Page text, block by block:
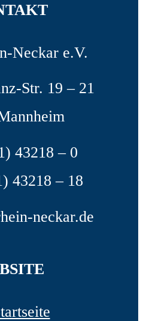
Neckar e.V.
Str. 19 – 21
43218 – 0
43218 – 18
neckar.de